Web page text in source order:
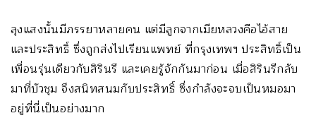
ลุงแสงนั้นมีภรรยาหลายคน แต่มีลูกจากเมียหลวงคือไอ้สาย
และประสิทธิ์ ซึ่งถูกส่งไปเรียนแพทย์ ที่กรุงเทพฯ ประสิทธิ์เป็น
เพื่อนรุ่นเดียวกับสิรินรี และเคยรู้จักกันมาก่อน เมื่อสิรินรีกลับ
มาที่บัวชุม จึงสนิทสนมกับประสิทธิ์ ซึ่งกำลังจะจบเป็นหมอมา
อยู่ที่นี่เป็นอย่างมาก